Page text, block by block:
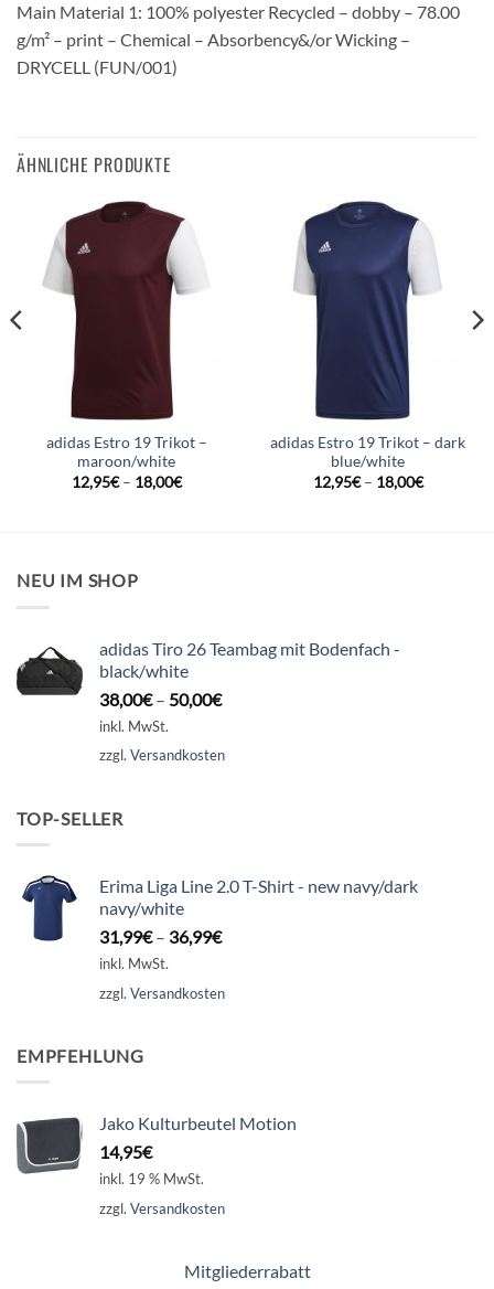
Main Material 1: 100% polyester Recycled – dobby – 78.00
g/m² – print – Chemical – Absorbency&/or Wicking –
DRYCELL (FUN/001)
ÄHNLICHE PRODUKTE
adidas Estro 19 Trikot –
maroon/white
12,95€– 18,00€
adidas Estro 19 Trikot – dark
blue/white
12,95€– 18,00€
NEU IM SHOP
adidas Tiro 26 Teambag mit Bodenfach -
black/white
38,00€– 50,00€
inkl. MwSt.
zzgl. Versandkosten
TOP-SELLER
Erima Liga Line 2.0 T-Shirt - new navy/dark
navy/white
31,99€– 36,99€
inkl. MwSt.
zzgl. Versandkosten
EMPFEHLUNG
Jako Kulturbeutel Motion
14,95€
inkl. 19 % MwSt.
zzgl. Versandkosten
Mitgliederrabatt